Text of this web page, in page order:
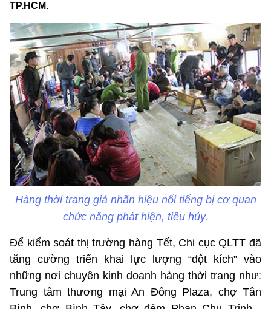
TP.HCM.
Hàng thời trang giả nhãn hiệu nổi tiếng bị cơ quan
chức năng phát hiện, tiêu hủy.
Để kiểm soát thị trường hàng Tết, Chi cục QLTT đã
tăng cường triển khai lực lượng “đột kích” vào
những nơi chuyên kinh doanh hàng thời trang như:
Trung tâm thương mại An Đông Plaza, chợ Tân